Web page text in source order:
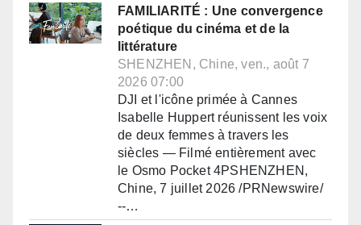
FAMILIARITÉ : Une convergence
poétique du cinéma et de la
littérature
SHENZHEN, Chine, ven., août 7
2026 07:00
DJI et l'icône primée à Cannes
Isabelle Huppert réunissent les voix
de deux femmes à travers les
siècles — Filmé entièrement avec
le Osmo Pocket 4PSHENZHEN,
Chine, 7 juillet 2026 /PRNewswire/
--…